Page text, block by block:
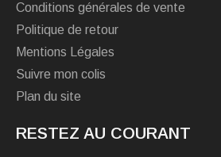
Conditions générales de vente
Politique de retour
Mentions Légales
Suivre mon colis
Plan du site
RESTEZ AU COURANT